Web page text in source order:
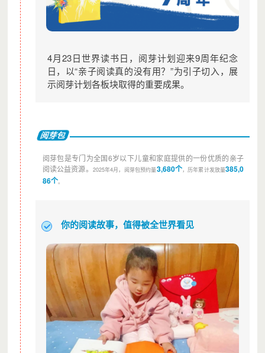
项目预算表
预算使用方向
费用说明
阅芽计划
面向全国0-6岁儿童免费发放
阅芽图书馆
预计为较贫困地区乡村儿童和
城市流动儿童建立阅芽图书
馆，提供儿童图书借阅，家长
书目研制 童书100书目
每年收集当年新出版的优秀童
普，美术，心理等领域内的专
家评委，以公正，科学，专业
的标准评选100本适合6-12岁
小学生阅读的优秀图书及10本
教师用书。
资助项目 阅林计划
每年资助服务于较贫乏地区的
乡村儿童和城市流动儿童的公
益组织/机构。
4月23日世界读书日，阅芽计划迎来9周年纪念
日，以“亲子阅读真的没有用？”为引子切入，展
示阅芽计划各板块取得的重要成果。
阅芽包
阅芽包是专门为全国6岁以下儿童和家庭提供的一份优质的亲子
阅读公益资源。
2025年4月，阅芽包预约量3,680个，历年累计发放量385,0
86个。
你的阅读故事，值得被全世界看见